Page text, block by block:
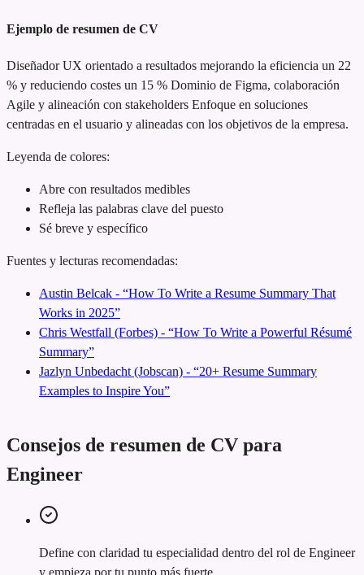
Ejemplo de resumen de CV
Diseñador UX orientado a resultados mejorando la eficiencia un 22
% y reduciendo costes un 15 % Dominio de Figma, colaboración
Agile y alineación con stakeholders Enfoque en soluciones
centradas en el usuario y alineadas con los objetivos de la empresa.
Leyenda de colores:
Abre con resultados medibles
Refleja las palabras clave del puesto
Sé breve y específico
Fuentes y lecturas recomendadas:
Austin Belcak - “How To Write a Resume Summary That
Works in 2025”
Chris Westfall (Forbes) - “How To Write a Powerful Résumé
Summary”
Jazlyn Unbedacht (Jobscan) - “20+ Resume Summary
Examples to Inspire You”
Consejos de resumen de CV para
Engineer
Define con claridad tu especialidad dentro del rol de Engineer
y empieza por tu punto más fuerte.